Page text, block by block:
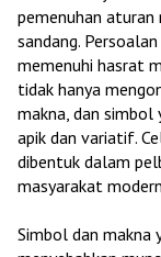
pemenuhan
sandang.
memenuhi hasrat
tidak hanya
makna, dan simbol
apik dan variatif.
dibentuk dalam
masyarakat
Simbol dan makna